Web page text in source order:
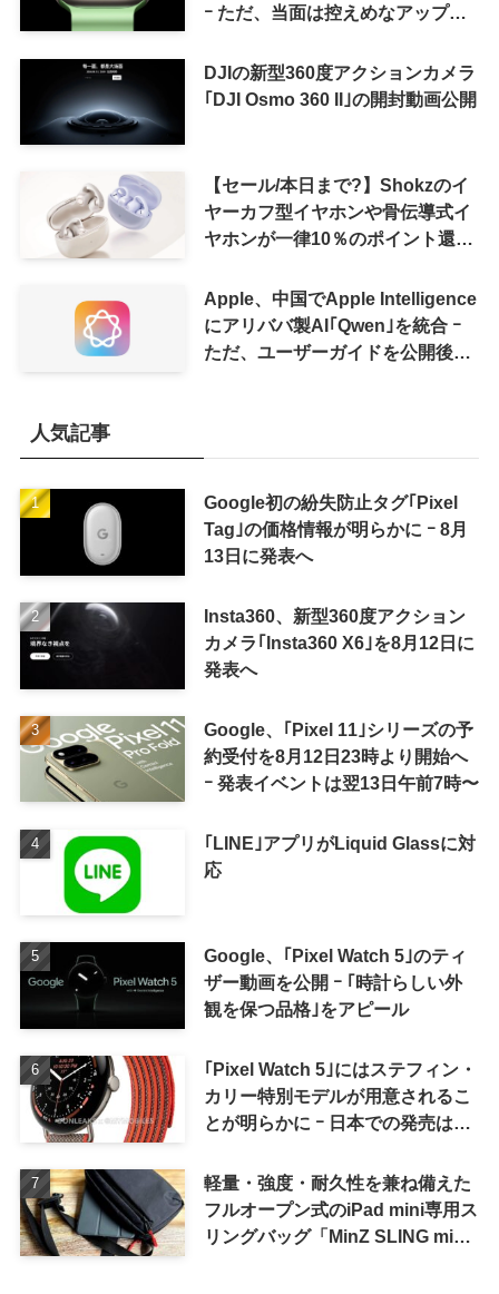
ｰ ただ、当面は控えめなアップグ
DJIの新型360度アクションカメラ
｢DJI Osmo 360 II｣の開封動画公開
【セール/本日まで?】Shokzのイ
ヤーカフ型イヤホンや骨伝導式イ
ヤホンが一律10％のポイント還元
Apple、中国でApple Intelligence
にアリババ製AI｢Qwen｣を統合 ｰ
ただ、ユーザーガイドを公開後に
人気記事
Google初の紛失防止タグ｢Pixel
Tag｣の価格情報が明らかに ｰ 8月
13日に発表へ
Insta360、新型360度アクション
カメラ｢Insta360 X6｣を8月12日に
発表へ
Google、｢Pixel 11｣シリーズの予
約受付を8月12日23時より開始へ
ｰ 発表イベントは翌13日午前7時〜
｢LINE｣アプリがLiquid Glassに対
応
Google、｢Pixel Watch 5｣のティ
ザー動画を公開 ｰ ｢時計らしい外
観を保つ品格｣をアピール
｢Pixel Watch 5｣にはステフィン・
カリー特別モデルが用意されるこ
とが明らかに ｰ 日本での発売は期
軽量・強度・耐久性を兼ね備えた
フルオープン式のiPad mini専用ス
リングバッグ「MinZ SLING mini